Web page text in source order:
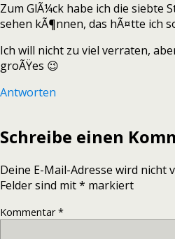
Zum GlÃ¼ck habe ich die siebte
sehen kÃ¶nnen, das hÃ¤tte ich
Ich will nicht zu viel verraten,
groÃŸes 😉
Antworten
Schreibe einen
Deine E-Mail-Adresse wird nicht
Felder sind mit* markiert
Kommentar*